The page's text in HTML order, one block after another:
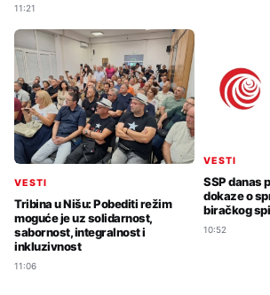
11:21
VESTI
Tribina u Nišu: Pobediti režim
moguće je uz solidarnost,
sabornost, integralnost i
inkluzivnost
11:06
VESTI
SSP danas
dokaze o
biračkog
10:52